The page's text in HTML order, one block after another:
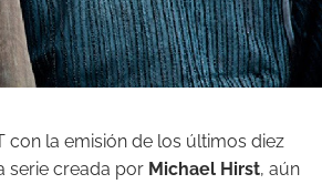
con la emisión de los últimos diez
serie creada por Michael Hirst, aún